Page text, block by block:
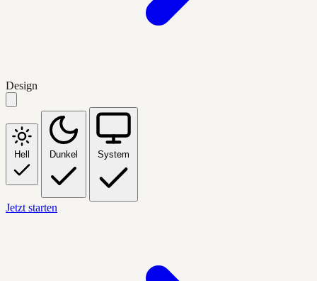
Design
Hell Dunkel System
Jetzt starten